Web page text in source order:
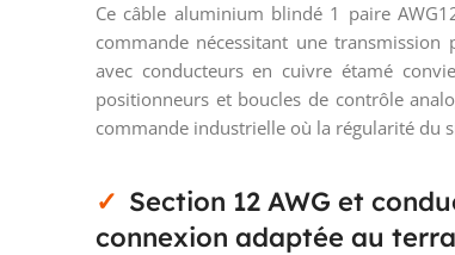
Ce câble aluminium blindé 1 paire
commande nécessitant une
avec conducteurs en cuivre étamé
positionneurs et boucles de contrôle
commande industrielle où la régularité du
Section 12 AWG et
connexion adaptée au